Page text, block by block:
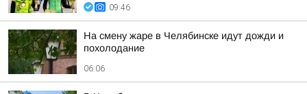
09:46
На смену жаре в Челябинске идут дожди и
похолодание
06:06